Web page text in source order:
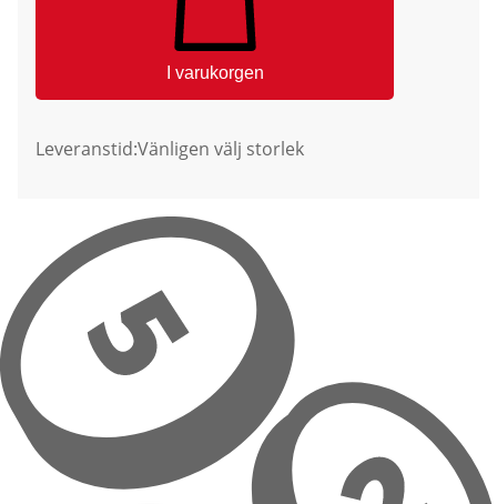
I varukorgen
Leveranstid:Vänligen välj storlek